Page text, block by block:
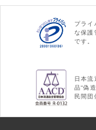
プライ
な保護
です。
日本流
品“偽
民間団